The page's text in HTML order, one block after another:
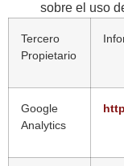
sobre el uso
Tercero
Propietario
Google
Analytics